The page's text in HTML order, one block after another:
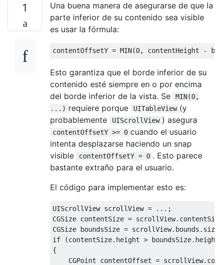
1
Una buena manera de asegurarse de que la
parte inferior de su contenido sea visible
es usar la fórmula:
contentOffsetY = MIN(0, contentHeight -
Esto garantiza que el borde inferior de su
contenido esté siempre en o por encima
del borde inferior de la vista. Se
MIN(0,
...) requiere porque UITableView (y
probablemente
UIScrollView ) asegura
contentOffsetY >= 0 cuando el usuario
intenta desplazarse haciendo un snap
visible
contentOffsetY = 0 . Esto parece
bastante extraño para el usuario.
El código para implementar esto es:
UIScrollView scrollView =
...;
CGSize contentSize = scrollView.
CGSize boundsSize = scrollView. bounds . size
if
(contentSize. height > boundsSize. height
{
CGPoint contentOffset = scrollView.